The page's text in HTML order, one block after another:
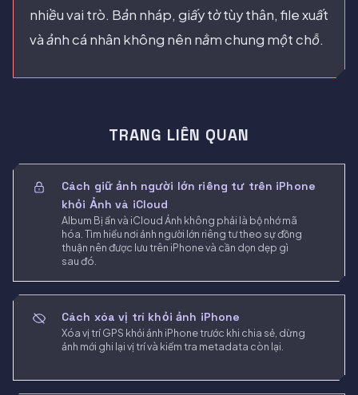
nhiều vai trò. Bản nháp, giấy tờ tùy thân, file xuất
và ảnh cá nhân không nên nằm chung một chỗ.
TRANG LIÊN QUAN
Cách giữ ảnh người lớn riêng tư trên iPhone
khỏi Ảnh và iCloud
Album Bị ẩn và iCloud Ảnh không phải là bộ nhớ mã
hóa. Tìm hiểu nơi ảnh người lớn riêng tư theo sự đồng
thuận nên được lưu trên iPhone và cần dọn dẹp gì
sau đó.
Cách xóa vị trí khỏi ảnh iPhone
Xóa vị trí GPS khỏi ảnh iPhone trước khi chia sẻ, dừng
ảnh mới ghi lại vị trí và kiểm tra metadata còn lại.